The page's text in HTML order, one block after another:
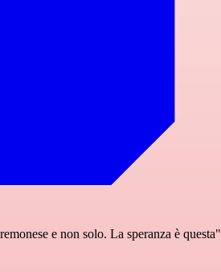
e non solo. La speranza è questa"